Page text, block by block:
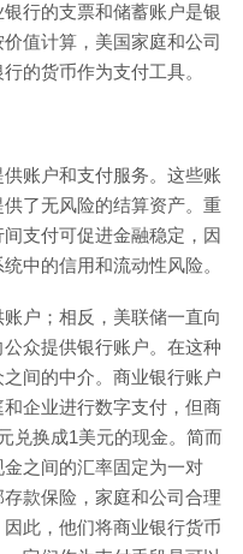
行的支票和储蓄账户是银
值计算，美国家庭和公司
的货币作为支付工具。
账户和支付服务。这些账
了无风险的结算资产。重
支付可促进金融稳定，因
中的信用和流动性风险。
户；相反，美联储一直向
众提供银行账户。在这种
间的中介。商业银行账户
企业进行数字支付，但商
兑换成1美元的现金。简而
之间的汇率固定为一对
款保险，家庭和公司合理
此，他们将商业银行货币